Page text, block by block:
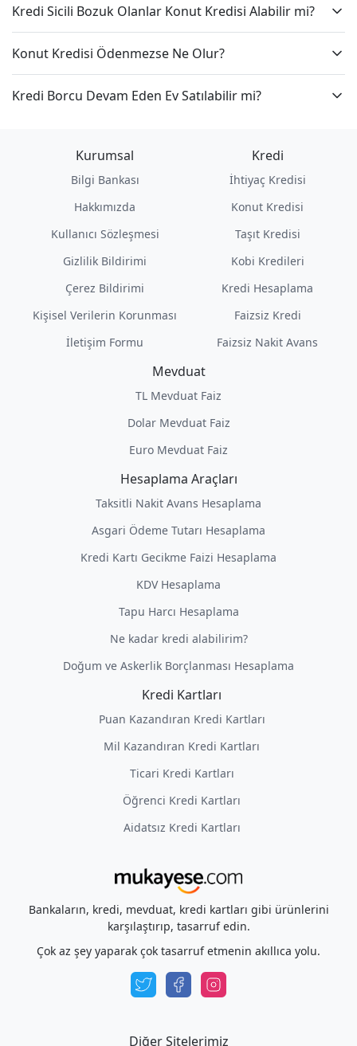
Kredi Sicili Bozuk Olanlar Konut Kredisi Alabilir mi?
Konut Kredisi Ödenmezse Ne Olur?
Kredi Borcu Devam Eden Ev Satılabilir mi?
Kurumsal
Bilgi Bankası
Hakkımızda
Kullanıcı Sözleşmesi
Gizlilik Bildirimi
Çerez Bildirimi
Kişisel Verilerin Korunması
İletişim Formu
Kredi
İhtiyaç Kredisi
Konut Kredisi
Taşıt Kredisi
Kobi Kredileri
Kredi Hesaplama
Faizsiz Kredi
Faizsiz Nakit Avans
Mevduat
TL Mevduat Faiz
Dolar Mevduat Faiz
Euro Mevduat Faiz
Hesaplama Araçları
Taksitli Nakit Avans Hesaplama
Asgari Ödeme Tutarı Hesaplama
Kredi Kartı Gecikme Faizi Hesaplama
KDV Hesaplama
Tapu Harcı Hesaplama
Ne kadar kredi alabilirim?
Doğum ve Askerlik Borçlanması Hesaplama
Kredi Kartları
Puan Kazandıran Kredi Kartları
Mil Kazandıran Kredi Kartları
Ticari Kredi Kartları
Öğrenci Kredi Kartları
Aidatsız Kredi Kartları
Bankaların, kredi, mevduat, kredi kartları gibi ürünlerini
karşılaştırıp, tasarruf edin.
Çok az şey yaparak çok tasarruf etmenin akıllıca yolu.
Diğer Sitelerimiz